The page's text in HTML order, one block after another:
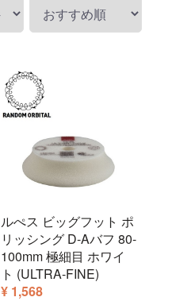
ルぺス ビッグフット ポ
リッシング D-Aバフ 80-
100mm 極細目 ホワイ
ト (ULTRA-FINE)
¥ 1,568